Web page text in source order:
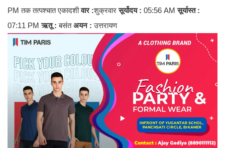
PM तक तत्पश्चात एकादशीवार :शुक्रवारसूर्योदय : 05:56 AMसूर्यास्त :
07:11 PMऋतू : बसंतअयन : उत्तरायण